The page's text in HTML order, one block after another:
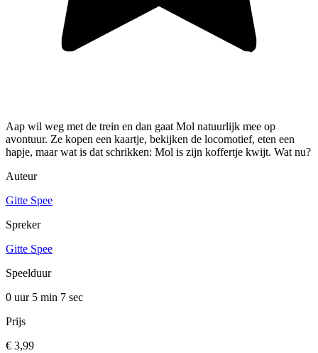
Aap wil weg met de trein en dan gaat Mol natuurlijk mee op
avontuur. Ze kopen een kaartje, bekijken de locomotief, eten een
hapje, maar wat is dat schrikken: Mol is zijn koffertje kwijt. Wat nu?
Auteur
Gitte Spee
Spreker
Gitte Spee
Speelduur
0 uur 5 min 7 sec
Prijs
€ 3,99